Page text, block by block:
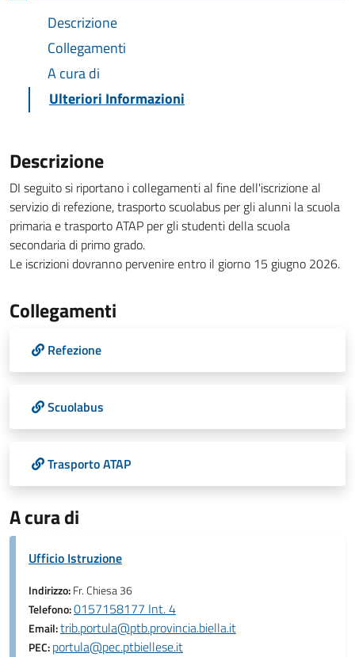
Descrizione
Collegamenti
A cura di
Ulteriori Informazioni
Descrizione
DI seguito si riportano i collegamenti al fine dell'iscrizione al
servizio di refezione, trasporto scuolabus per gli alunni la scuola
primaria e trasporto ATAP per gli studenti della scuola
secondaria di primo grado.
Le iscrizioni dovranno pervenire entro il giorno 15 giugno 2026.
Collegamenti
Refezione
Scuolabus
Trasporto ATAP
A cura di
Ufficio Istruzione
Indirizzo:Fr. Chiesa 36
Telefono:0157158177 Int. 4
Email:trib.portula@ptb.provincia.biella.it
PEC:portula@pec.ptbiellese.it